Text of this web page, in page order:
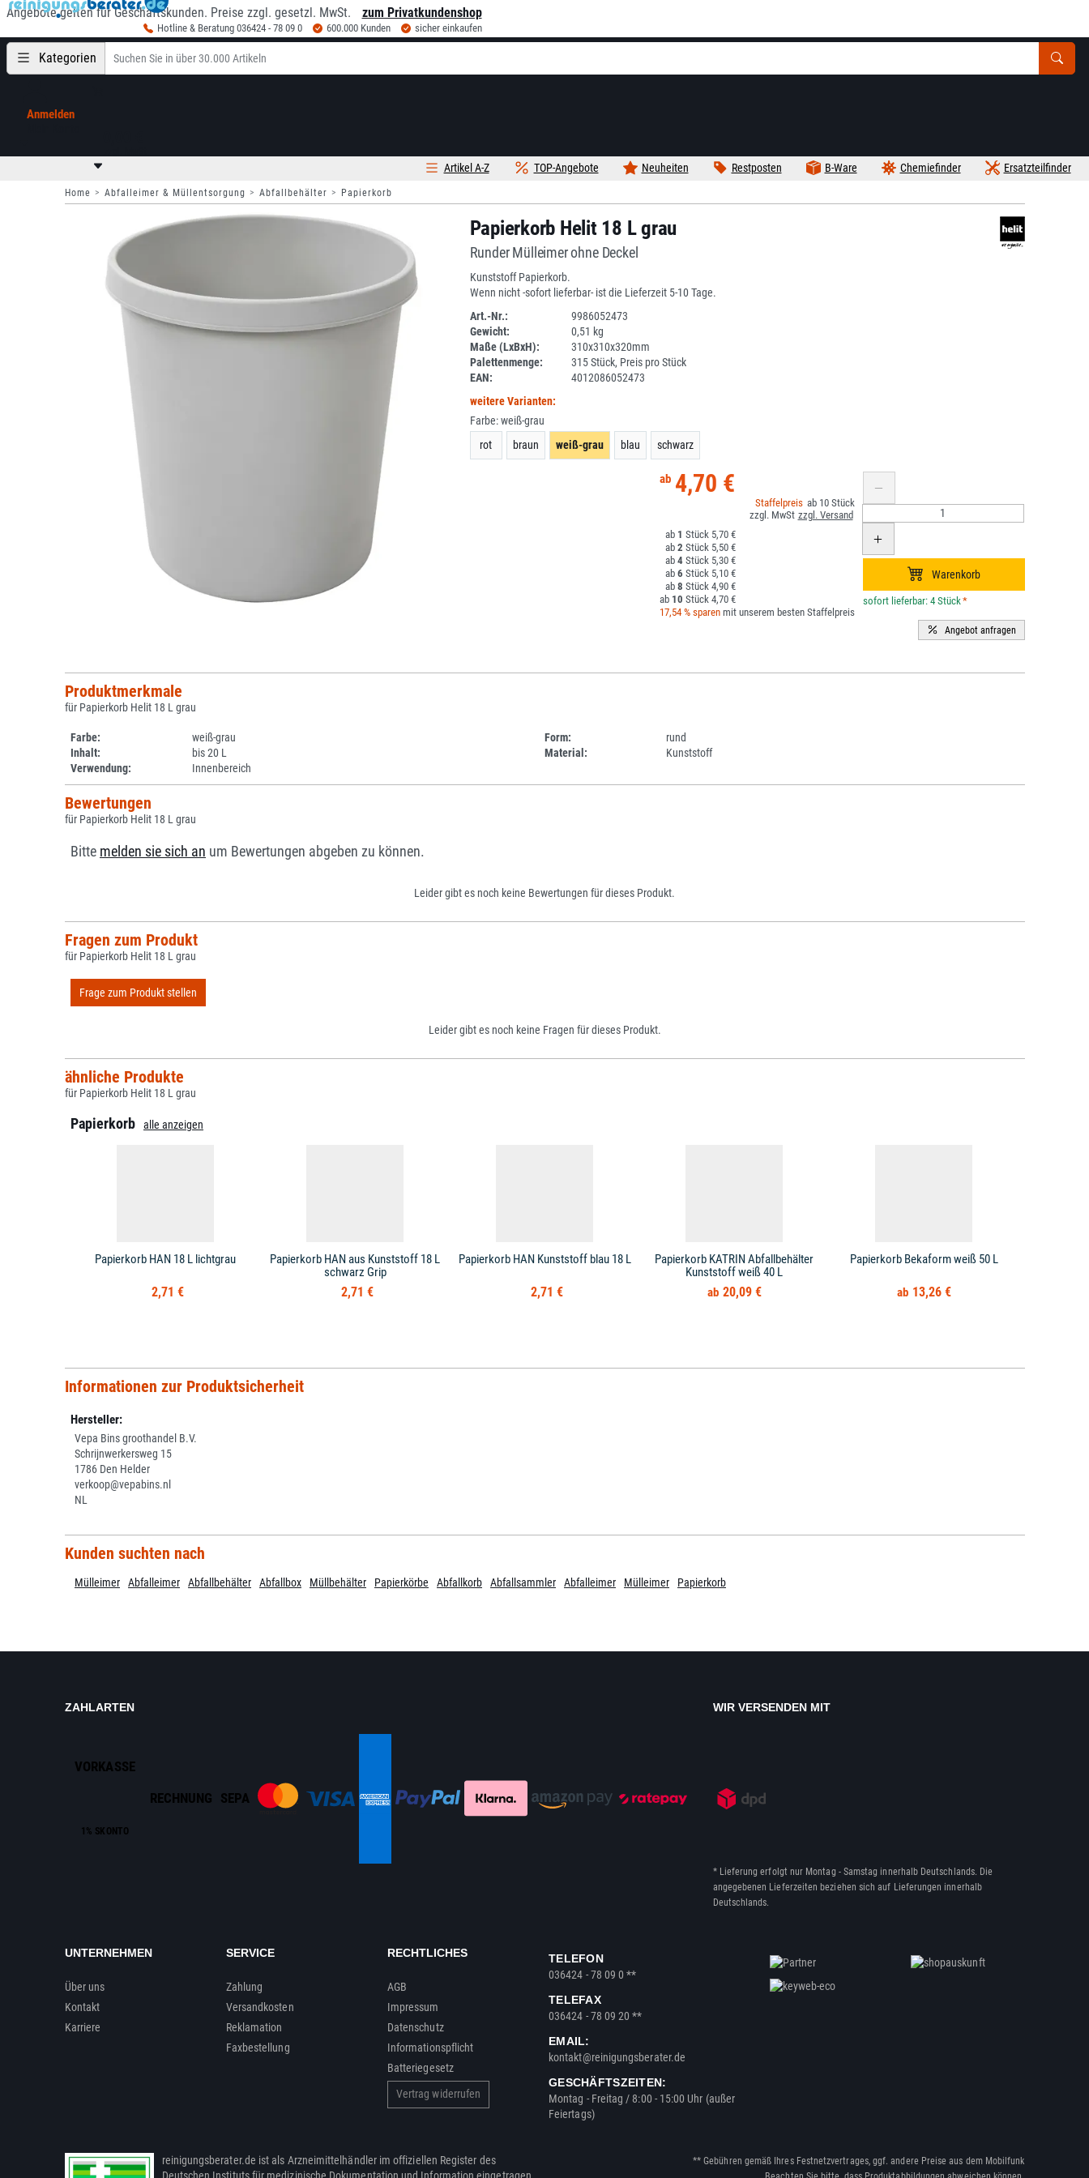
Angebote gelten für Geschäftskunden. Preise zzgl. gesetzl. MwSt. zum Privatkundenshop
Hotline & Beratung 036424 - 78 09 0 600.000 Kunden sicher einkaufen
Kategorien
Anmelden
Ersatzteilfinder
Chemiefinder
B-Ware
Restposten
Neuheiten
TOP-Angebote
Artikel A-Z
Home Abfalleimer & Müllentsorgung Abfallbehälter Papierkorb
Papierkorb Helit 18 L grau
Runder Mülleimer ohne Deckel
Kunststoff Papierkorb.
Wenn nicht -sofort lieferbar- ist die Lieferzeit 5-10 Tage.
Art.-Nr.:
9986052473
Gewicht:
0,51 kg
Maße (LxBxH):
310x310x320mm
Palettenmenge:
315 Stück, Preis pro Stück
EAN:
4012086052473
weitere Varianten:
Farbe:weiß-grau
rot
braun weiß-grau blau schwarz
4,70 €
10
1
5,70 €
2
5,50 €
4
5,30 €
6
5,10 €
8
4,90 €
10
4,70 €
17,54 % sparenmit unserem besten Staffelpreis
*
Produktmerkmale
für Papierkorb Helit 18 L grau
Farbe: weiß-grau Form:
rund
Inhalt:
bis 20 L Material:
Kunststoff
Verwendung:
Innenbereich
Bewertungen
für Papierkorb Helit 18 L grau
Bitte melden sie sich an um Bewertungen abgeben zu können.
Leider gibt es noch keine Bewertungen für dieses Produkt.
Fragen zum Produkt
für Papierkorb Helit 18 L grau
Frage zum Produkt stellen
Leider gibt es noch keine Fragen für dieses Produkt.
ähnliche Produkte
für Papierkorb Helit 18 L grau
Papierkorb alle anzeigen
Papierkorb HAN 18 L lichtgrau
2,71 €
Papierkorb HAN aus Kunststoff 18 L
schwarz Grip
2,71 €
Papierkorb HAN Kunststoff blau 18 L
2,71 €
Papierkorb KATRIN Abfallbehälter
Kunststoff weiß 40 L
20,09 €
Papierkorb Bekaform weiß 50 L
13,26 €
Informationen zur Produktsicherheit
Hersteller:
Vepa Bins groothandel B.V.
Schrijnwerkersweg 15
1786 Den Helder
verkoop@vepabins.nl
NL
Kunden suchten nach
Mülleimer Abfalleimer Abfallbehälter Abfallbox Müllbehälter Papierkörbe Abfallkorb Abfallsammler Abfalleimer Mülleimer Papierkorb
ZAHLARTEN
VORKASSE
1% SKONTO
RECHNUNG SEPA
WIR VERSENDEN MIT
* Lieferung erfolgt nur Montag - Samstag innerhalb Deutschlands. Die
angegebenen Lieferzeiten beziehen sich auf Lieferungen innerhalb
Deutschlands.
UNTERNEHMEN
Über uns
Kontakt
Karriere
SERVICE
Zahlung
Versandkosten
Reklamation
Faxbestellung
RECHTLICHES
AGB
Impressum
Datenschutz
Informationspflicht
Batteriegesetz
Vertrag widerrufen
TELEFON
036424 - 78 09 0 **
TELEFAX
036424 - 78 09 20 **
EMAIL:
kontakt@reinigungsberater.de
GESCHÄFTSZEITEN:
Montag - Freitag / 8:00 - 15:00 Uhr (außer
Feiertags)
reinigungsberater.de ist als Arzneimittelhändler im offiziellen Register des
Deutschen Instituts für medizinische Dokumentation und Information eingetragen.
** Gebühren gemäß Ihres Festnetzvertrages, ggf. andere Preise aus dem Mobilfunk